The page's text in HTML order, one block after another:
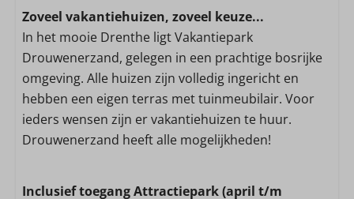
Kinderstoel
Wassen en drogen
Stofzuiger
Wasmachine
Vaatwasser
Zoveel vakantiehuizen, zoveel keuze...
In het mooie Drenthe ligt Vakantiepark
Drouwenerzand, gelegen in een prachtige bosrijke
omgeving. Alle huizen zijn volledig ingericht en
hebben een eigen terras met tuinmeubilair. Voor
ieders wensen zijn er vakantiehuizen te huur.
Drouwenerzand heeft alle mogelijkheden!
Inclusief toegang Attractiepark (april t/m